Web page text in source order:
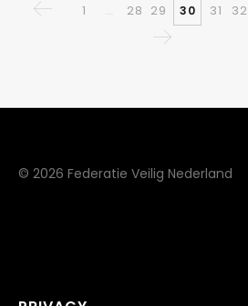
1 28 29 30 31 32
© 2026 Federatie Veilig Nederland